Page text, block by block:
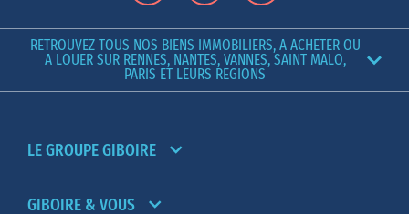
RETROUVEZ TOUS NOS BIENS IMMOBILIERS, A ACHETER OU
A LOUER SUR RENNES, NANTES, VANNES, SAINT MALO,
PARIS ET LEURS REGIONS
LE GROUPE GIBOIRE
GIBOIRE & VOUS